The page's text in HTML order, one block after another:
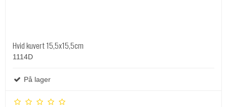
Hvid kuvert 15,5x15,5cm
1114D
På lager